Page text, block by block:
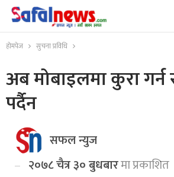
होमपेज सुचना प्रविधि
अब मोबाइलमा कुरा
पर्दैन
सफल न्युज
२०७८ चैत्र ३० बुधबारमा प्रकाशित